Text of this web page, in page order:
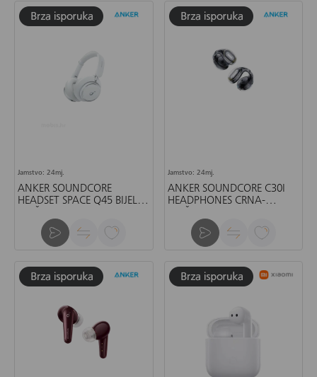
Jamstvo: 24mj.
ANKER SOUNDCORE
HEADSET SPACE Q45 BIJELA-
Jamstvo: 24mj.
ANKER SOUNDCORE C30I
HEADPHONES CRNA-